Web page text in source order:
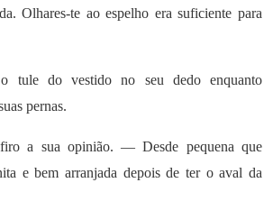
Olhares-te ao espelho era suficiente para
o tule do vestido no seu dedo enquanto
pernas.
a sua opinião. — Desde pequena que
e bem arranjada depois de ter o aval da